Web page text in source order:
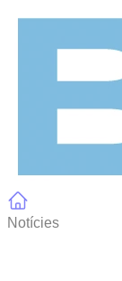
Notícies